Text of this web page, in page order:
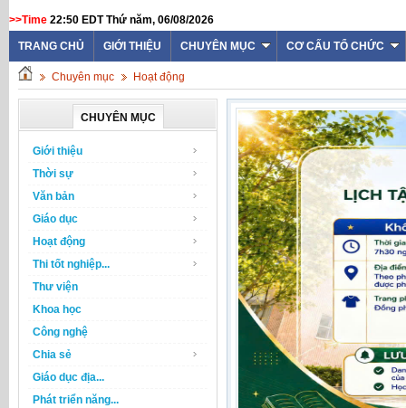
>>Time 22:50 EDT Thứ năm, 06/08/2026
TRANG CHỦ
GIỚI THIỆU CHUYÊN MỤC CƠ CẤU TỔ CHỨC
Chuyên mục Hoạt động
CHUYÊN MỤC
Giới thiệu
Thời sự
Văn bản
Giáo dục
Hoạt động
Thi tốt nghiệp...
Thư viện
Khoa học
Công nghệ
Chia sẻ
Giáo dục địa...
Phát triển năng...